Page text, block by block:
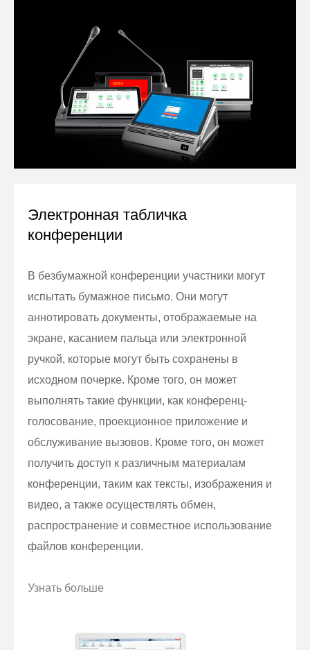
Электронная табличка
конференции
В безбумажной конференции участники могут
испытать бумажное письмо. Они могут
аннотировать документы, отображаемые на
экране, касанием пальца или электронной
ручкой, которые могут быть сохранены в
исходном почерке. Кроме того, он может
выполнять такие функции, как конференц-
голосование, проекционное приложение и
обслуживание вызовов. Кроме того, он может
получить доступ к различным материалам
конференции, таким как тексты, изображения и
видео, а также осуществлять обмен,
распространение и совместное использование
файлов конференции.
Узнать больше